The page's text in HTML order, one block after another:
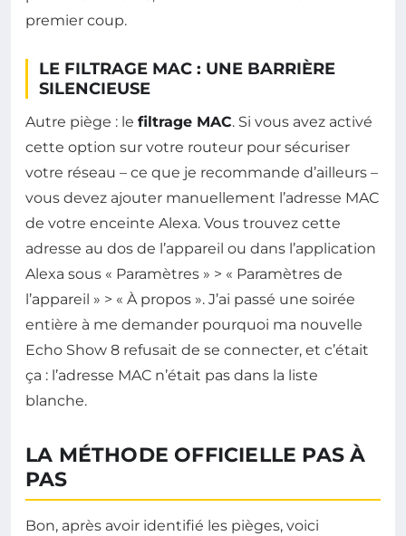
premier coup.
LE FILTRAGE MAC : UNE BARRIÈRE
SILENCIEUSE
Autre piège : le filtrage MAC. Si vous avez activé
cette option sur votre routeur pour sécuriser
votre réseau – ce que je recommande d’ailleurs –
vous devez ajouter manuellement l’adresse MAC
de votre enceinte Alexa. Vous trouvez cette
adresse au dos de l’appareil ou dans l’application
Alexa sous « Paramètres » > « Paramètres de
l’appareil » > « À propos ». J’ai passé une soirée
entière à me demander pourquoi ma nouvelle
Echo Show 8 refusait de se connecter, et c’était
ça : l’adresse MAC n’était pas dans la liste
blanche.
LA MÉTHODE OFFICIELLE PAS À
PAS
Bon, après avoir identifié les pièges, voici